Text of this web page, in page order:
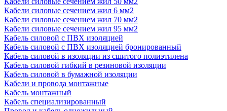
Кабели силовые сечением жил 6 мм2
Кабели силовые сечением жил 70 мм2
Кабели силовые сечением жил 95 мм2
Кабель силовой с ПВХ изоляцией
Кабель силовой с ПВХ изоляцией бронированный
Кабель силовой в изоляции из сшитого полиэтилена
Кабель силовой гибкий в резиновой изоляции
Кабель силовой в бумажной изоляции
Кабели и провода монтажные
Кабель монтажный
Кабель специализированный